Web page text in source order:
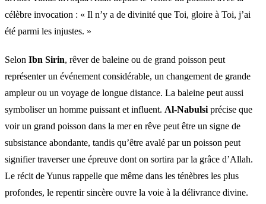
célèbre invocation : « Il n’y a de divinité que Toi, gloire à Toi, j’ai
été parmi les injustes. »
Selon Ibn Sirin, rêver de baleine ou de grand poisson peut
représenter un événement considérable, un changement de grande
ampleur ou un voyage de longue distance. La baleine peut aussi
symboliser un homme puissant et influent. Al-Nabulsi précise que
voir un grand poisson dans la mer en rêve peut être un signe de
subsistance abondante, tandis qu’être avalé par un poisson peut
signifier traverser une épreuve dont on sortira par la grâce d’Allah.
Le récit de Yunus rappelle que même dans les ténèbres les plus
profondes, le repentir sincère ouvre la voie à la délivrance divine.